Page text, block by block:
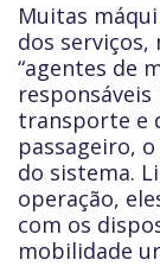
Muitas
dos serviços,
“agentes de
transporte e
passageiro,
do sistema.
operação,
com os
mobilidade